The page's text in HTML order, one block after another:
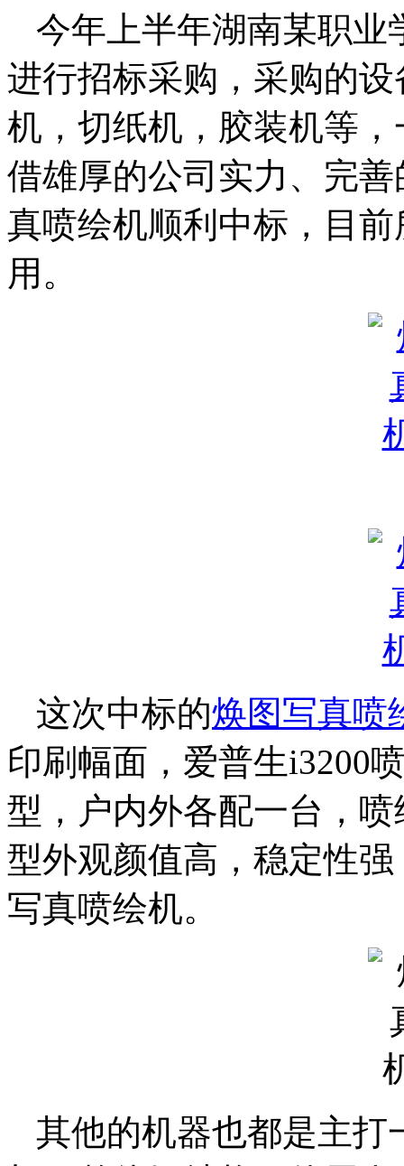
今年上半年湖南某职业
进行招标采购，采购的设
机，切纸机，胶装机等
借雄厚的公司实力、完
真喷绘机顺利中标，目
用。
这次中标的焕图写真喷
印刷幅面，爱普生i3200
型，户内外各配一台，
型外观颜值高，稳定性
写真喷绘机。
其他的机器也都是主打